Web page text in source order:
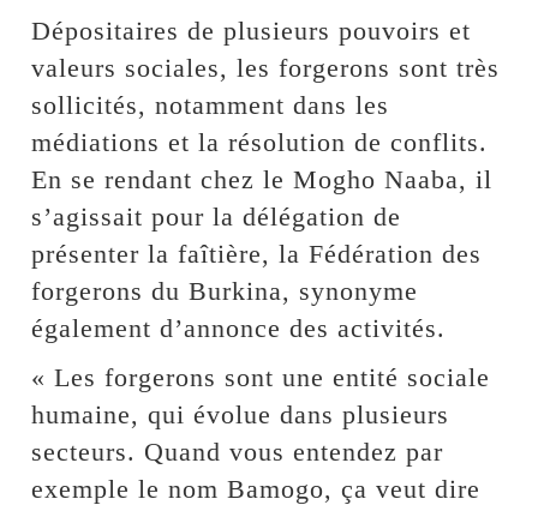
Dépositaires de plusieurs pouvoirs et
valeurs sociales, les forgerons sont très
sollicités, notamment dans les
médiations et la résolution de conflits.
En se rendant chez le Mogho Naaba, il
s’agissait pour la délégation de
présenter la faîtière, la Fédération des
forgerons du Burkina, synonyme
également d’annonce des activités.
« Les forgerons sont une entité sociale
humaine, qui évolue dans plusieurs
secteurs. Quand vous entendez par
exemple le nom Bamogo, ça veut dire